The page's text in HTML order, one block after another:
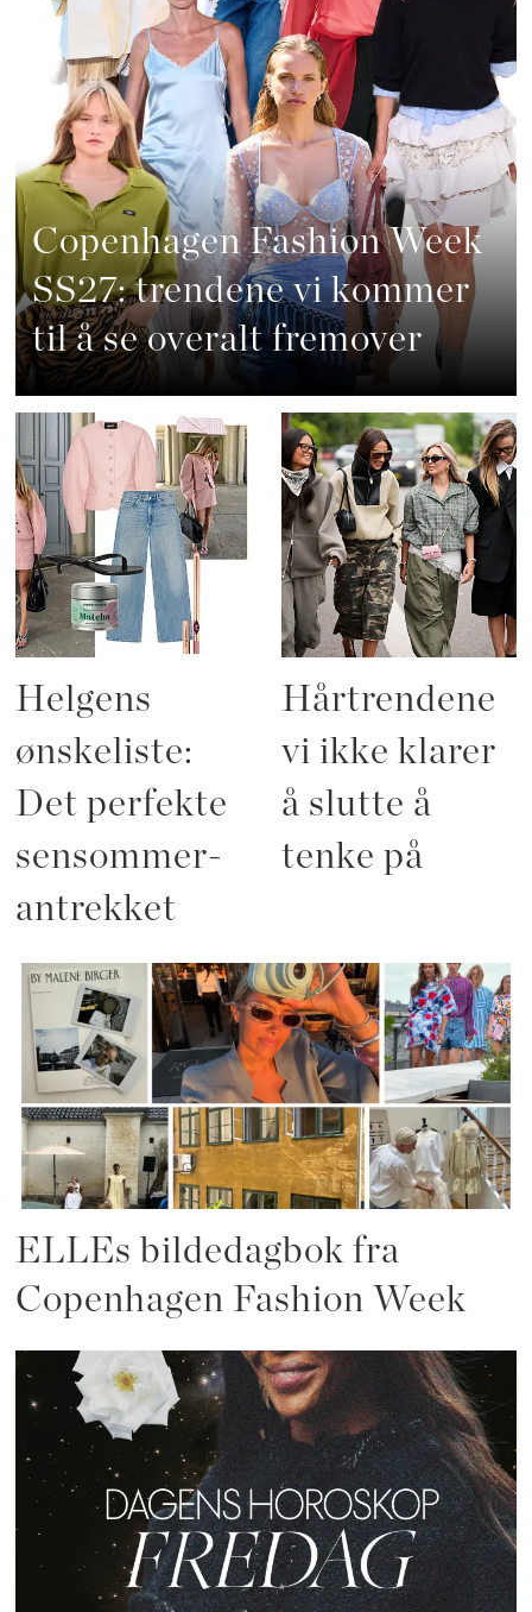
Copenhagen Fashion Week
SS27: trendene vi kommer
til å se overalt fremover
Helgens
ønskeliste:
Det perfekte
sensommer-
antrekket
Hårtrendene
vi ikke klarer
å slutte å
tenke på
ELLEs bildedagbok fra
Copenhagen Fashion Week